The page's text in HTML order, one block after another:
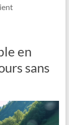
en
sans